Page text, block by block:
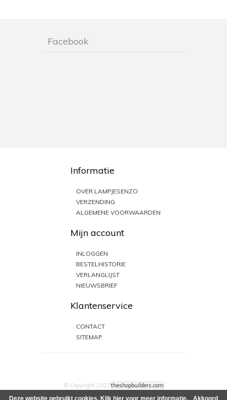
Facebook
Informatie
OVER LAMPJESENZO
VERZENDING
ALGEMENE VOORWAARDEN
Mijn account
INLOGGEN
BESTELHISTORIE
VERLANGLIJST
NIEUWSBRIEF
Klantenservice
CONTACT
SITEMAP
© Copyright 2022theshopbuilders.com
Deze website gebruikt cookies. Klik hier voor meer informatie. Akkoord